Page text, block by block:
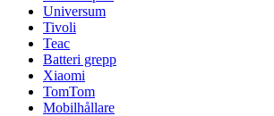
Universum
Tivoli
Teac
Batteri grepp
Xiaomi
TomTom
Mobilhållare